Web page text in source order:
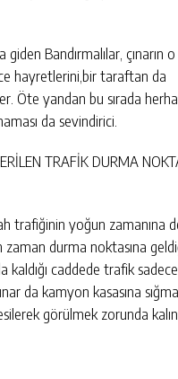
Bandırmalılar, çınarın o
hayretlerini,bir taraftan da
Öte yandan bu sırada
da sevindirici.
TRAFİK DURMA
trafiğinin yoğun zamanına
durma noktasına
kaldığı caddede trafik
da kamyon kasasına
görülmek zorunda